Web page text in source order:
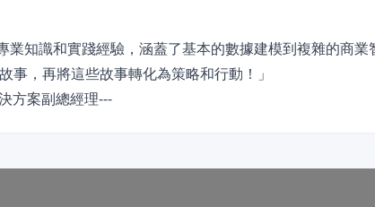
業知識和實踐經驗，涵蓋了基本的數據建模到複雜的商
事，再將這些故事轉化為策略和行動！」
方案副總經理---